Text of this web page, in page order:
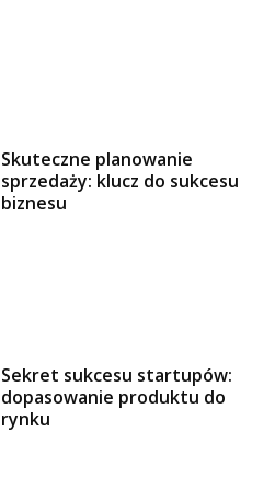
Skuteczne planowanie
sprzedaży: klucz do sukcesu
biznesu
Sekret sukcesu startupów:
dopasowanie produktu do
rynku